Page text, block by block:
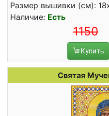
Размер вышивки (см):
Наличие: Есть
1150
Купить
Святая